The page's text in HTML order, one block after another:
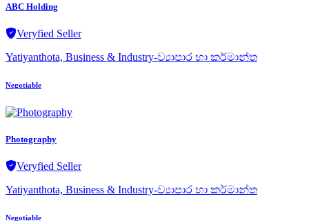
ABC Holding
Veryfied Seller
Yatiyanthota, Business & Industry-ව්‍යාපාර හා කර්මාන්ත
Negotiable
Photography
Veryfied Seller
Yatiyanthota, Business & Industry-ව්‍යාපාර හා කර්මාන්ත
Negotiable